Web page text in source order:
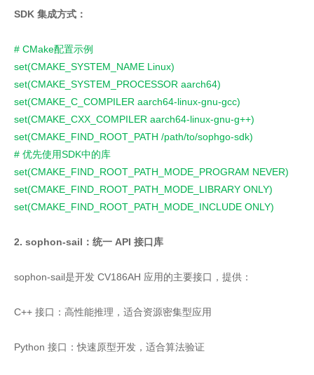
SDK 集成方式：
# CMake配置示例
set(CMAKE_SYSTEM_NAME Linux)
set(CMAKE_SYSTEM_PROCESSOR aarch64)
set(CMAKE_C_COMPILER aarch64-linux-gnu-gcc)
set(CMAKE_CXX_COMPILER aarch64-linux-gnu-g++)
set(CMAKE_FIND_ROOT_PATH /path/to/sophgo-sdk)
# 优先使用SDK中的库
set(CMAKE_FIND_ROOT_PATH_MODE_PROGRAM NEVER)
set(CMAKE_FIND_ROOT_PATH_MODE_LIBRARY ONLY)
set(CMAKE_FIND_ROOT_PATH_MODE_INCLUDE ONLY)
2. sophon-sail：统一 API 接口库
sophon-sail是开发 CV186AH 应用的主要接口，提供：
C++ 接口：高性能推理，适合资源密集型应用
Python 接口：快速原型开发，适合算法验证